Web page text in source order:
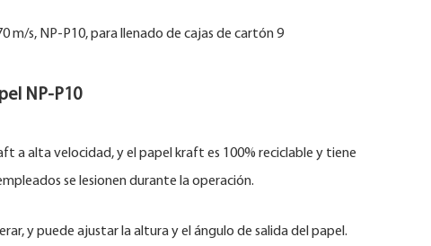
NP-P10
a alta velocidad, y el papel kraft es 100% reciclable y tiene
se lesionen durante la operación.
y puede ajustar la altura y el ángulo de salida del papel.